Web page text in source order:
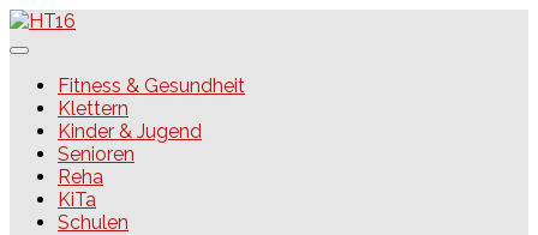
Skip
to
HT16Fitness & Gesundheit
Klettern
Kinder & Jugend
Senioren
Reha
KiTa
Schulen